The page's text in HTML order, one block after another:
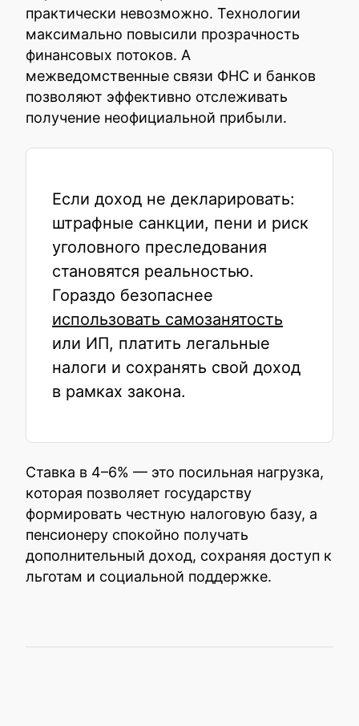
практически невозможно. Технологии
максимально повысили прозрачность
финансовых потоков. А
межведомственные связи ФНС и банков
позволяют эффективно отслеживать
получение неофициальной прибыли.
Если доход не декларировать:
штрафные санкции, пени и риск
уголовного преследования
становятся реальностью.
Гораздо безопаснее
использовать самозанятость
или ИП, платить легальные
налоги и сохранять свой доход
в рамках закона.
Ставка в 4–6% — это посильная нагрузка,
которая позволяет государству
формировать честную налоговую базу, а
пенсионеру спокойно получать
дополнительный доход, сохраняя доступ к
льготам и социальной поддержке.